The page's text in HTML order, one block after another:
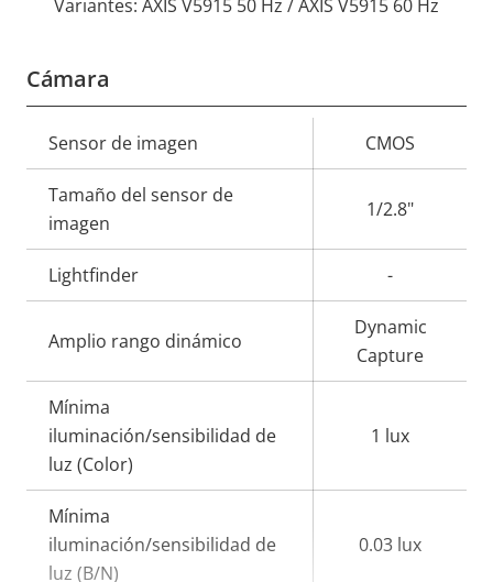
Variantes: AXIS V5915 50 Hz / AXIS V5915 60 Hz
Cámara
Descripción
de
propiedad
la
propiedad
Sensor de imagen CMOS
Tamaño del sensor de
imagen
1/2.8"
Lightfinder -
Amplio rango dinámico
Dynamic
Capture
Mínima
iluminación/sensibilidad de
luz (Color)
1 lux
Mínima
iluminación/sensibilidad de
luz (B/N)
0.03 lux